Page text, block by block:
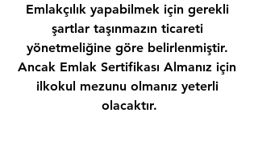
Emlakçılık yapabilmek için gerekli
şartlar taşınmazın ticareti
yönetmeliğine göre belirlenmiştir.
Ancak Emlak Sertifikası Almanız için
ilkokul mezunu olmanız yeterli
olacaktır.